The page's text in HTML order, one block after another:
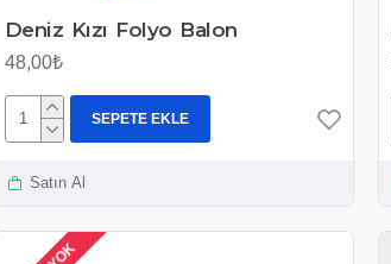
Deniz Kızı Folyo Balon
48,00₺
SEPETE EKLE
Satın Al